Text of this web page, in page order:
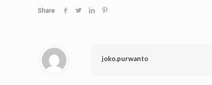
Share
joko.purwanto